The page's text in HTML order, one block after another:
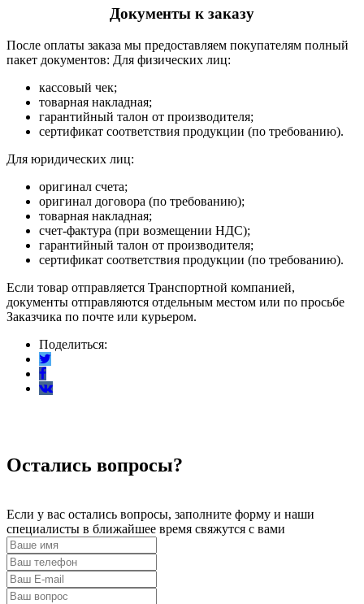
Документы к заказу
После оплаты заказа мы предоставляем покупателям полный
пакет документов: Для физических лиц:
кассовый чек;
товарная накладная;
гарантийный талон от производителя;
сертификат соответствия продукции (по требованию).
Для юридических лиц:
оригинал счета;
оригинал договора (по требованию);
товарная накладная;
счет-фактура (при возмещении НДС);
гарантийный талон от производителя;
сертификат соответствия продукции (по требованию).
Если товар отправляется Транспортной компанией,
документы отправляются отдельным местом или по просьбе
Заказчика по почте или курьером.
Поделиться:
Остались вопросы?
Если у вас остались вопросы, заполните форму и наши
специалисты в ближайшее время свяжутся с вами